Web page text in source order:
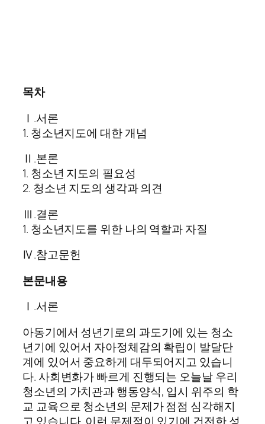
목차
Ⅰ.서론
1. 청소년지도에 대한 개념
Ⅱ.본론
1. 청소년 지도의 필요성
2. 청소년 지도의 생각과 의견
Ⅲ.결론
1. 청소년지도를 위한 나의 역할과 자질
Ⅳ.참고문헌
본문내용
Ⅰ.서론
아동기에서 성년기로의 과도기에 있는 청소
년기에 있어서 자아정체감의 확립이 발달단
계에 있어서 중요하게 대두되어지고 있습니
다. 사회변화가 빠르게 진행되는 오늘날 우리
청소년의 가치관과 행동양식, 입시 위주의 학
교 교육으로 청소년의 문제가 점점 심각해지